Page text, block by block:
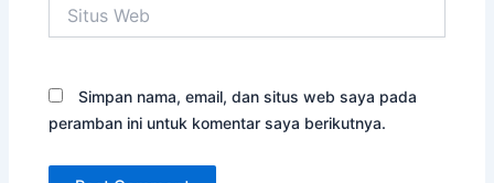
Web
Simpan nama, email, dan situs web saya pada
peramban ini untuk komentar saya berikutnya.